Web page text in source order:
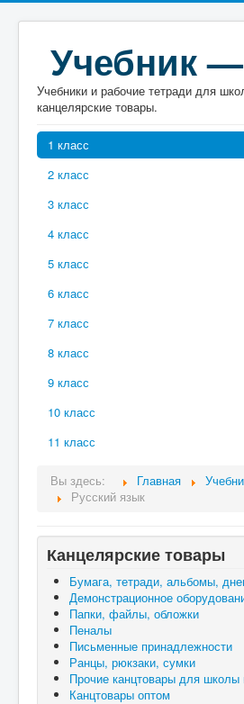
Учебник
Учебники и рабочие тетради для
канцелярские товары.
1 класс
2 класс
3 класс
4 класс
5 класс
6 класс
7 класс
8 класс
9 класс
10 класс
11 класс
Вы здесь: Главная
Русский язык
Канцелярские товары
Бумага, тетради, альбомы,
Демонстрационное
Папки, файлы, обложки
Пеналы
Письменные принадлежности
Ранцы, рюкзаки, сумки
Прочие канцтовары для
Канцтовары оптом